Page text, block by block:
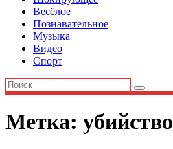
Весёлое
Познавательное
Музыка
Видео
Спорт
Метка: убийство